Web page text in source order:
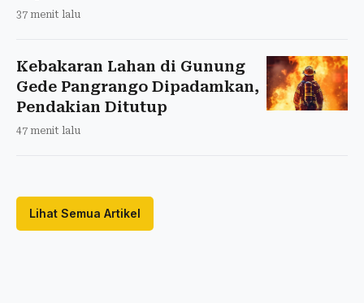
37 menit lalu
Kebakaran Lahan di Gunung
Gede Pangrango Dipadamkan,
Pendakian Ditutup
47 menit lalu
Lihat Semua Artikel